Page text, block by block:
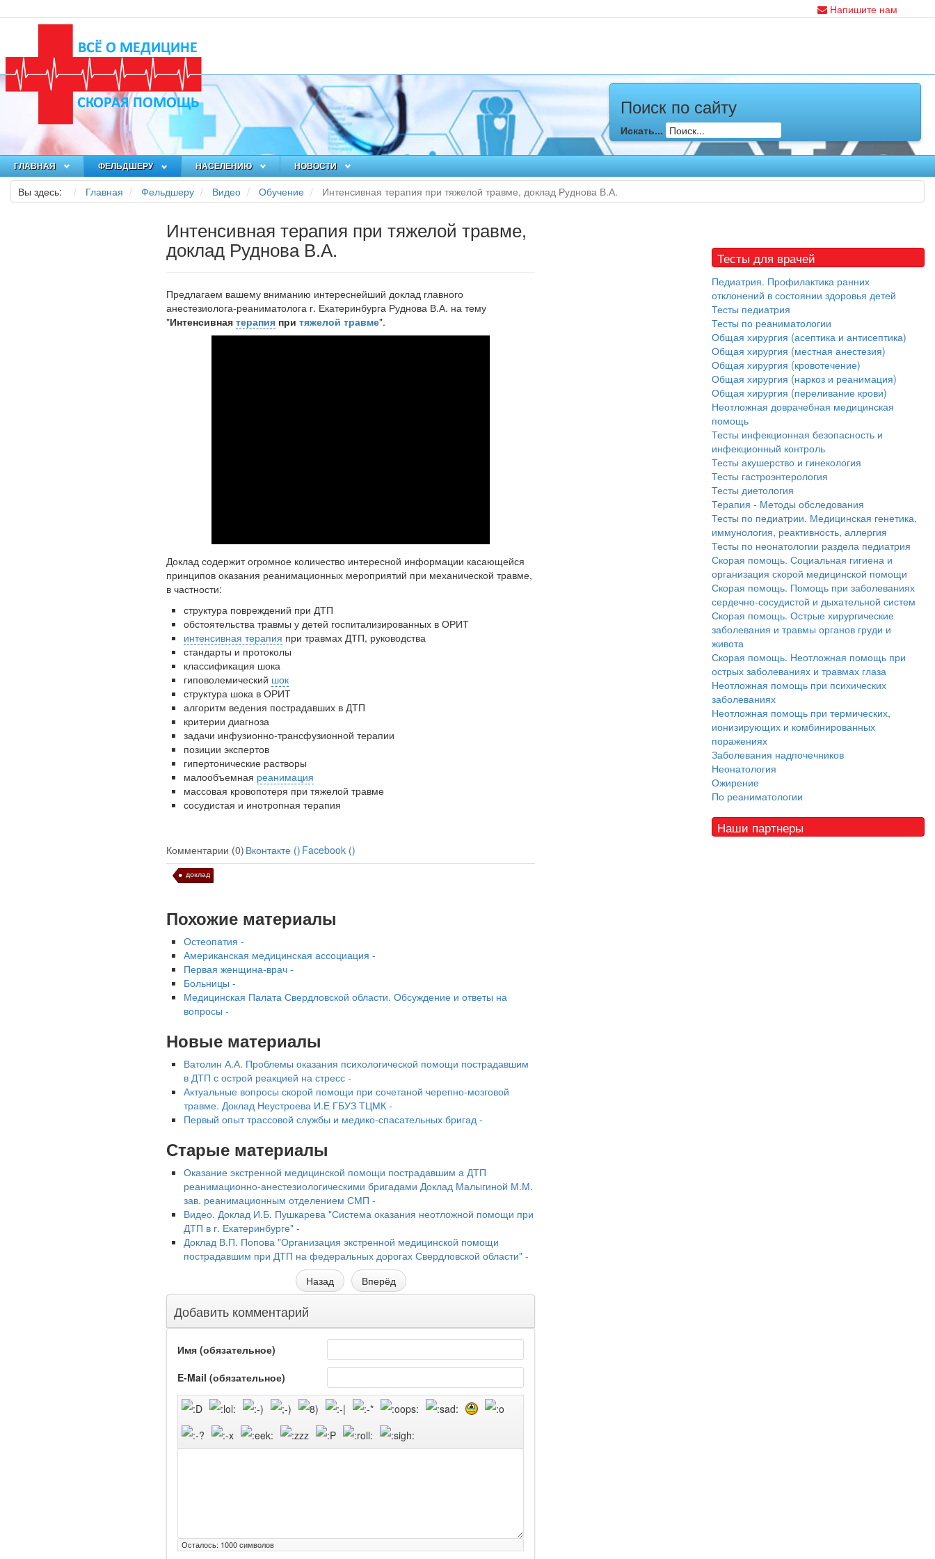
Напишите нам
Поиск по сайту
Искать...
ГЛАВНАЯ ФЕЛЬДШЕРУ НАСЕЛЕНИЮ НОВОСТИ
Вы здесь: Главная Фельдшеру Видео Обучение Интенсивная терапия при тяжелой травме, доклад Руднова В.А.
Интенсивная терапия при тяжелой травме,
доклад Руднова В.А.
Предлагаем вашему вниманию интереснейший доклад главного
анестезиолога-реаниматолога г. Екатеринбурга Руднова В.А. на тему
"Интенсивная терапия при тяжелой травме".
Доклад содержит огромное количество интересной информации касающейся
принципов оказания реанимационных мероприятий при механической травме,
в частности:
структура повреждений при ДТП
обстоятельства травмы у детей госпитализированных в ОРИТ
интенсивная терапия при травмах ДТП, руководства
стандарты и протоколы
классификация шока
гиповолемический шок
структура шока в ОРИТ
алгоритм ведения пострадавших в ДТП
критерии диагноза
задачи инфузионно-трансфузионной терапии
позиции экспертов
гипертонические растворы
малообъемная реанимация
массовая кровопотеря при тяжелой травме
сосудистая и инотропная терапия
Комментарии (0) Вконтакте () Facebook ()
доклад
Похожие материалы
Остеопатия -
Американская медицинская ассоциация -
Первая женщина-врач -
Больницы -
Медицинская Палата Свердловской области. Обсуждение и ответы на
вопросы -
Новые материалы
Ватолин А.А. Проблемы оказания психологической помощи пострадавшим
в ДТП с острой реакцией на стресс -
Актуальные вопросы скорой помощи при сочетаной черепно-мозговой
травме. Доклад Неустроева И.Е ГБУЗ ТЦМК -
Первый опыт трассовой службы и медико-спасательных бригад -
Старые материалы
Оказание экстренной медицинской помощи пострадавшим а ДТП
реанимационно-анестезиологическими бригадами Доклад Малыгиной М.М.
зав. реанимационным отделением СМП -
Видео. Доклад И.Б. Пушкарева "Система оказания неотложной помощи при
ДТП в г. Екатеринбурге" -
Доклад В.П. Попова "Организация экстренной медицинской помощи
пострадавшим при ДТП на федеральных дорогах Свердловской области" -
Назад
Вперёд
Добавить комментарий
Имя (обязательное)
E-Mail (обязательное)
Осталось: 1000символов
Тесты для врачей
Педиатрия. Профилактика ранних
отклонений в состоянии здоровья детей
Тесты педиатрия
Тесты по реаниматологии
Общая хирургия (асептика и антисептика)
Общая хирургия (местная анестезия)
Общая хирургия (кровотечение)
Общая хирургия (наркоз и реанимация)
Общая хирургия (переливание крови)
Неотложная доврачебная медицинская
помощь
Тесты инфекционная безопасность и
инфекционный контроль
Тесты акушерство и гинекология
Тесты гастроэнтерология
Тесты диетология
Терапия - Методы обследования
Тесты по педиатрии. Медицинская генетика,
иммунология, реактивность, аллергия
Тесты по неонатологии раздела педиатрия
Скорая помощь. Социальная гигиена и
организация скорой медицинской помощи
Скорая помощь. Помощь при заболеваниях
сердечно-сосудистой и дыхательной систем
Скорая помощь. Острые хирургические
заболевания и травмы органов груди и
живота
Скорая помощь. Неотложная помощь при
острых заболеваниях и травмах глаза
Неотложная помощь при психических
заболеваниях
Неотложная помощь при термических,
ионизирующих и комбинированных
поражениях
Заболевания надпочечников
Неонатология
Ожирение
По реаниматологии
Наши партнеры